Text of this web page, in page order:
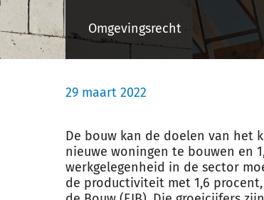
Omgevingsrecht
29 maart 2022
De bouw kan de doelen van het
nieuwe woningen te bouwen en
werkgelegenheid in de sector
de productiviteit met 1,6